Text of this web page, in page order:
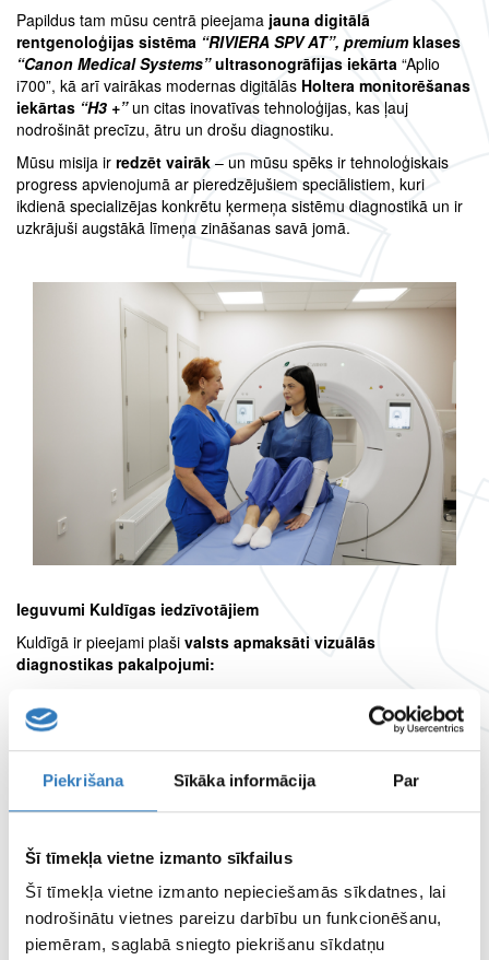
Piekrišana Sīkāka informācija Par
Šī tīmekļa vietne izmanto sīkfailus
Šī tīmekļa vietne izmanto nepieciešamās sīkdatnes, lai
nodrošinātu vietnes pareizu darbību un funkcionēšanu,
piemēram, saglabā sniegto piekrišanu sīkdatņu
Papildus tam mūsu centrā pieejama jauna digitālā
rentgenoloģijas sistēma “RIVIERA SPV AT”, premiumklases
“Canon Medical Systems”ultrasonogrāfijas iekārta “Aplio
i700”, kā arī vairākas modernas digitālās Holtera monitorēšanas
iekārtas “H3 +”un citas inovatīvas tehnoloģijas, kas ļauj
nodrošināt precīzu, ātru un drošu diagnostiku.
Mūsu misija ir redzēt vairāk – un mūsu spēks ir tehnoloģiskais
progress apvienojumā ar pieredzējušiem speciālistiem, kuri
ikdienā specializējas konkrētu ķermeņa sistēmu diagnostikā un ir
uzkrājuši augstākā līmeņa zināšanas savā jomā.
Ieguvumi Kuldīgas iedzīvotājiem
Kuldīgā ir pieejami plaši valsts apmaksāti vizuālās
diagnostikas pakalpojumi:
datortomogrāfija, mamogrāfija, ultrasonogrāfija un Holtera
Pakalpojumi tiek nodrošināti:
pieejami galvas, kakla, krūškurvja, vēdera dobuma,
muguras, kakla mīksto audu, ausu kaula struktūru
(piramīdu), muskuloskeletālie un angiogrāfiskie
datortomogrāfijas izmeklējumi;
izmeklējumu slēdzienus sagatavovadošie Latvijas